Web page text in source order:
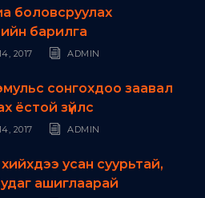
боловсруулах
барилга
2017 ADMIN
сонгохдоо заавал
ёстой зүйлс
2017 ADMIN
усан суурьтай,
ашиглаарай